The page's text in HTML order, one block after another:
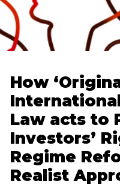
How
Law acts to
Investors’
Regime
Realist